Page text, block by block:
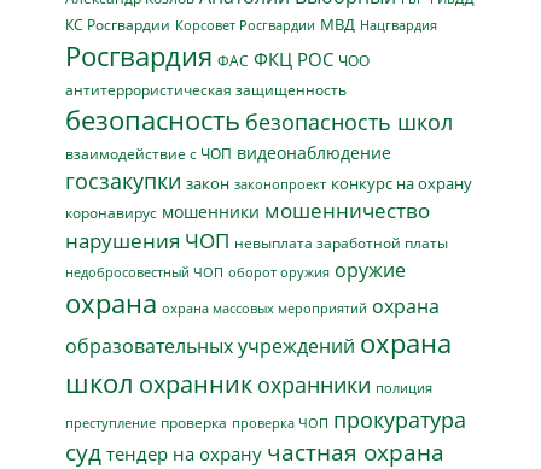
КС Росгвардии Корсовет Росгвардии МВД Нацгвардия
Росгвардия ФАС ФКЦ РОС ЧОО
антитеррористическая защищенность
безопасность безопасность школ
взаимодействие с ЧОП видеонаблюдение
госзакупки закон законопроект конкурс на охрану
коронавирус мошенники мошенничество
нарушения ЧОП невыплата заработной платы
недобросовестный ЧОП оборот оружия оружие
охрана охрана массовых мероприятий охрана
образовательных учреждений охрана
школ охранник охранники полиция
преступление проверка проверка ЧОП прокуратура
суд тендер на охрану частная охрана